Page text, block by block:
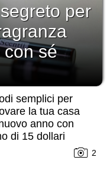
per
con sé
semplici per
la tua casa
anno con
di 15 dollari
2